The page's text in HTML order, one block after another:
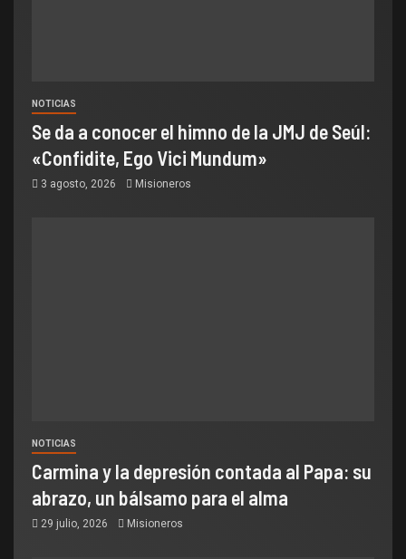
NOTICIAS
Se da a conocer el himno de la JMJ de Seúl:
«Confidite, Ego Vici Mundum»
3 agosto, 2026 Misioneros
NOTICIAS
Carmina y la depresión contada al Papa: su
abrazo, un bálsamo para el alma
29 julio, 2026 Misioneros